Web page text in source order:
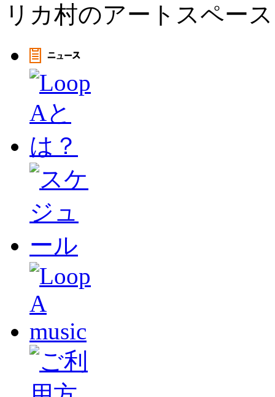
リカ村のアートスペー